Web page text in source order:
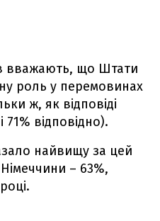
вважають, що Штати
роль у перемовинах
ж, як відповіді
71% відповідно).
найвищу за цей
– 63%,